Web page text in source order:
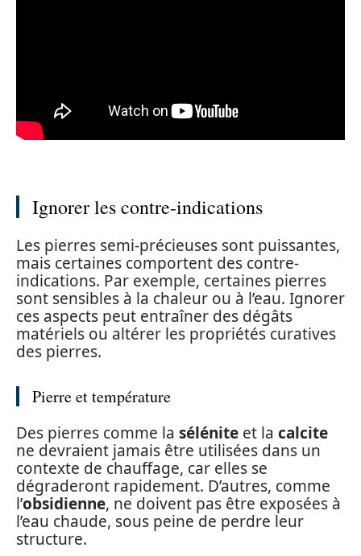
Ignorer les contre-indications
Les pierres semi-précieuses sont puissantes,
mais certaines comportent des contre-
indications. Par exemple, certaines pierres
sont sensibles à la chaleur ou à l’eau. Ignorer
ces aspects peut entraîner des dégâts
matériels ou altérer les propriétés curatives
des pierres.
Pierre et température
Des pierres comme la sélénite et la calcite
ne devraient jamais être utilisées dans un
contexte de chauffage, car elles se
dégraderont rapidement. D’autres, comme
l’obsidienne, ne doivent pas être exposées à
l’eau chaude, sous peine de perdre leur
structure.